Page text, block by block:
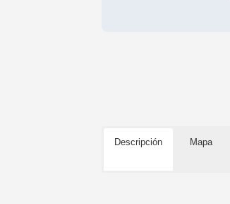
Descripción Mapa